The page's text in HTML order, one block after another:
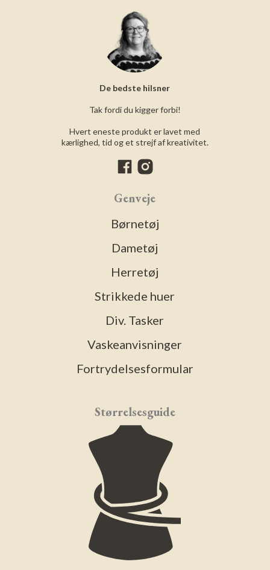
De bedste hilsner
Tak fordi du kigger forbi!
Hvert eneste produkt er lavet med
kærlighed, tid og et strejf af kreativitet.
Genveje
Børnetøj
Dametøj
Herretøj
Strikkede huer
Div. Tasker
Vaskeanvisninger
Fortrydelsesformular
Størrelsesguide